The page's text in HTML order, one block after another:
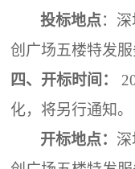
投标地点：
创广场五楼特发服
四、 开标时间：
化，将另行通知。
开标地点：